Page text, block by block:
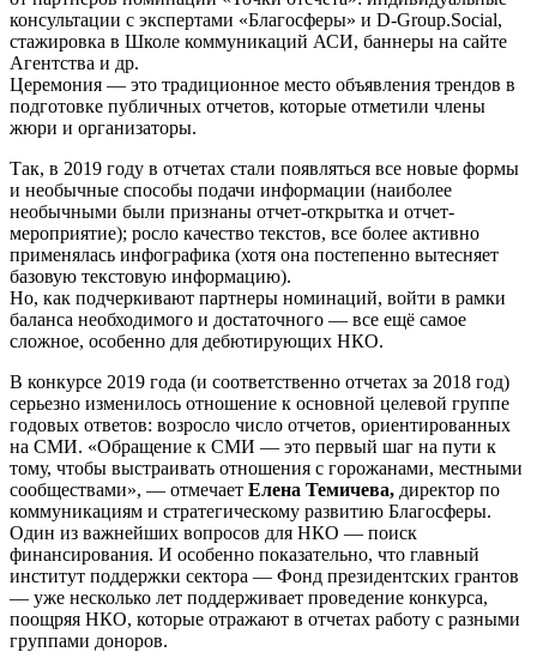
консультации с экспертами «Благосферы» и D-Group.Social,
стажировка в Школе коммуникаций АСИ, баннеры на сайте
Агентства и др.
Церемония — это традиционное место объявления трендов в
подготовке публичных отчетов, которые отметили члены
жюри и организаторы.
Так, в 2019 году в отчетах стали появляться все новые формы
и необычные способы подачи информации (наиболее
необычными были признаны отчет-открытка и отчет-
мероприятие); росло качество текстов, все более активно
применялась инфографика (хотя она постепенно вытесняет
базовую текстовую информацию).
Но, как подчеркивают партнеры номинаций, войти в рамки
баланса необходимого и достаточного — все ещё самое
сложное, особенно для дебютирующих НКО.
В конкурсе 2019 года (и соответственно отчетах за 2018 год)
серьезно изменилось отношение к основной целевой группе
годовых ответов: возросло число отчетов, ориентированных
на СМИ. «Обращение к СМИ — это первый шаг на пути к
тому, чтобы выстраивать отношения с горожанами, местными
сообществами», — отмечает Елена Темичева, директор по
коммуникациям и стратегическому развитию Благосферы.
Один из важнейших вопросов для НКО — поиск
финансирования. И особенно показательно, что главный
институт поддержки сектора — Фонд президентских грантов
— уже несколько лет поддерживает проведение конкурса,
поощряя НКО, которые отражают в отчетах работу с разными
группами доноров.